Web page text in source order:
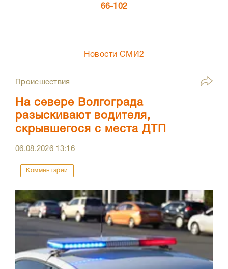
66-102
Новости СМИ2
Происшествия
На севере Волгограда
разыскивают водителя,
скрывшегося с места ДТП
06.08.2026 13:16
Комментарии